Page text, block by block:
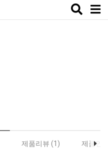
Toggle
제품리뷰 (1) 제품인